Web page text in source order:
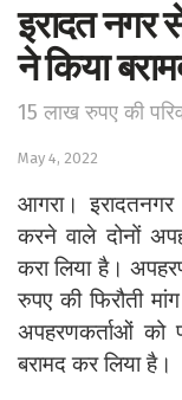
इरादत नगर
ने किया
15 लाख रुपए की
May 4, 2022
आगरा।
करने वाले दोनों
करा लिया है।
रुपए की फिरौती
अपहरणकर्ताओं को
बरामद कर लिया है।